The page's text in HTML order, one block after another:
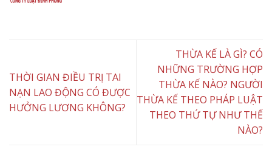
THỜI GIAN ĐIỀU TRỊ TAI
NẠN LAO ĐỘNG CÓ ĐƯỢC
HƯỞNG LƯƠNG KHÔNG?
THỪA KẾ LÀ GÌ? CÓ
NHỮNG TRƯỜNG HỢP
THỪA KẾ NÀO? NGƯỜI
THỪA KẾ THEO PHÁP LUẬT
THEO THỨ TỰ NHƯ THẾ
NÀO?